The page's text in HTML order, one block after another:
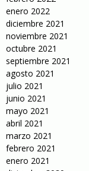
enero 2022
diciembre 2021
noviembre 2021
octubre 2021
septiembre 2021
agosto 2021
julio 2021
junio 2021
mayo 2021
abril 2021
marzo 2021
febrero 2021
enero 2021